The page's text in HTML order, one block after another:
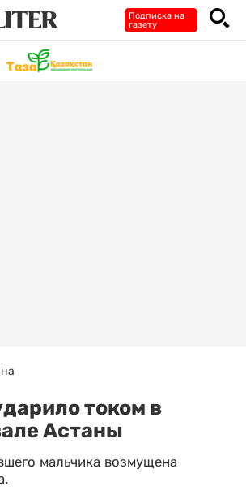
Подписка на
газету
током в
Астаны
мальчика возмущена